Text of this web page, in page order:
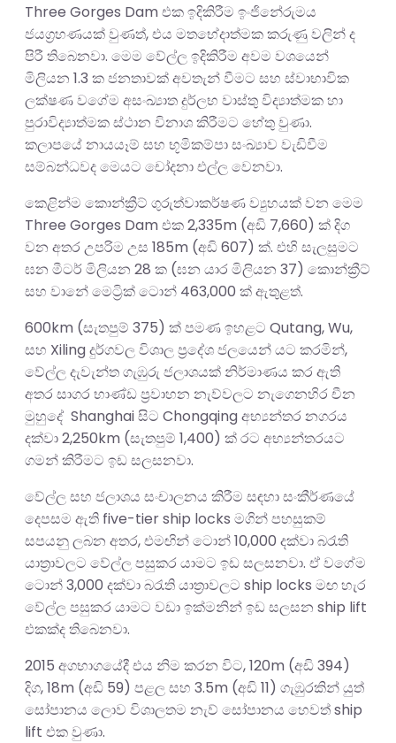
Three Gorges Dam එක ඉදිකිරීම ඉංජිනේරුමය
ජයග්‍රහණයක් වුණත්, එය මතභේදාත්මක කරුණු වලින් ද
පිරී තිබෙනවා. මෙම වේල්ල ඉදිකිරීම අවම වශයෙන්
මිලියන 1.3 ක ජනතාවක් අවතැන් වීමට සහ ස්වාභාවික
ලක්ෂණ වගේම අසංඛ්‍යාත දුර්ලභ වාස්තු විද්‍යාත්මක හා
පුරාවිද්‍යාත්මක ස්ථාන විනාශ කිරීමට හේතු වුණා.
කලාපයේ නායයෑම් සහ භූමිකම්පා සංඛ්‍යාව වැඩිවීම
සම්බන්ධවද මෙයට චෝදනා එල්ල වෙනවා.
කෙළින්ම කොන්ක්‍රීට් ගුරුත්වාකර්ෂණ ව්‍යුහයක් වන මෙම
Three Gorges Dam එක 2,335m (අඩි 7,660) ක් දිග
වන අතර උපරිම උස 185m (අඩි 607) ක්. එහි සැලසුමට
ඝන මීටර් මිලියන 28 ක (ඝන යාර මිලියන 37) කොන්ක්‍රීට්
සහ වානේ මෙට්‍රික් ටොන් 463,000 ක් ඇතුළත්.
600km (සැතපුම් 375) ක් පමණ ඉහළට Qutang, Wu,
සහ Xiling දුර්ගවල විශාල ප්‍රදේශ ජලයෙන් යට කරමින්,
වේල්ල දැවැන්ත ගැඹුරු ජලාශයක් නිර්මාණය කර ඇති
අතර සාගර භාණ්ඩ ප්‍රවාහන නැව්වලට නැගෙනහිර චීන
මුහුදේ Shanghai සිට Chongqing අභ්‍යන්තර නගරය
දක්වා 2,250km (සැතපුම් 1,400) ක් රට අභ්‍යන්තරයට
ගමන් කිරීමට ඉඩ සලසනවා.
වේල්ල සහ ජලාශය සංචාලනය කිරීම සඳහා සංකීර්ණයේ
දෙපසම ඇති five-tier ship locks මගින් පහසුකම්
සපයනු ලබන අතර, එමඟින් ටොන් 10,000 දක්වා බරැති
යාත්‍රාවලට වේල්ල පසුකර යාමට ඉඩ සලසනවා. ඒ වගේම
ටොන් 3,000 දක්වා බරැති යාත්‍රාවලට ship locks මඟ හැර
වේල්ල පසුකර යාමට වඩා ඉක්මනින් ඉඩ සලසන ship lift
එකක්ද තිබෙනවා.
2015 අගභාගයේදී එය නිම කරන විට, 120m (අඩි 394)
දිග, 18m (අඩි 59) පළල සහ 3.5m (අඩි 11) ගැඹුරකින් යුත්
සෝපානය ලොව විශාලතම නැව් සෝපානය හෙවත් ship
lift එක වුණා.